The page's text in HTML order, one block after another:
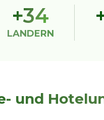
+34
LANDERN
und